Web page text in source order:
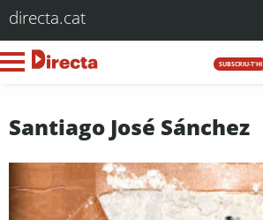
directa.cat
SUBSCRIU-T'HI
Santiago José Sánchez